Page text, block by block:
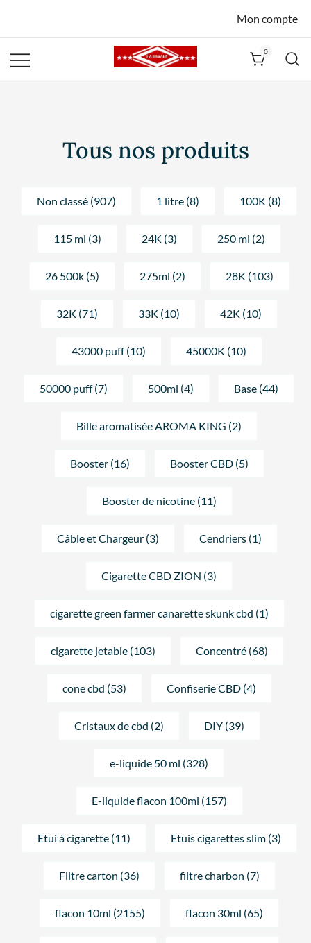
Mon compte
0
Tous nos produits
Non classé (907) 1 litre (8) 100K (8)
115 ml (3) 24K (3) 250 ml (2)
26 500k (5) 275ml (2) 28K (103)
32K (71) 33K (10) 42K (10)
43000 puff (10) 45000K (10)
50000 puff (7) 500ml (4) Base (44)
Bille aromatisée AROMA KING (2)
Booster (16) Booster CBD (5)
Booster de nicotine (11)
Câble et Chargeur (3) Cendriers (1)
Cigarette CBD ZION (3)
cigarette green farmer canarette skunk cbd (1)
cigarette jetable (103) Concentré (68)
cone cbd (53) Confiserie CBD (4)
Cristaux de cbd (2) DIY (39)
e-liquide 50 ml (328)
E-liquide flacon 100ml (157)
Etui à cigarette (11) Etuis cigarettes slim (3)
Filtre carton (36) filtre charbon (7)
flacon 10ml (2155) flacon 30ml (65)